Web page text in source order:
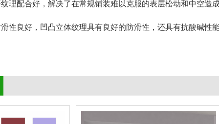
理配合好，解决了在常规铺装难以克服的表层松动和中空造
性良好，凹凸立体纹理具有良好的防滑性，还具有抗酸碱性